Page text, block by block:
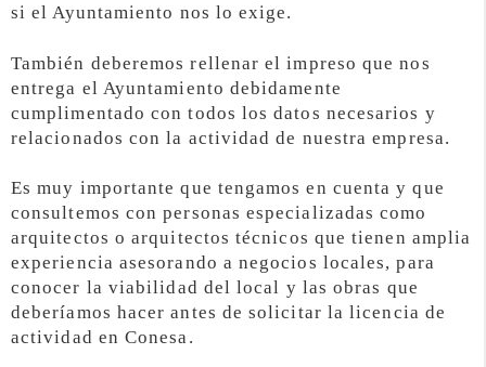
si el Ayuntamiento nos lo exige.
También deberemos rellenar el impreso que nos
entrega el Ayuntamiento debidamente
cumplimentado con todos los datos necesarios y
relacionados con la actividad de nuestra empresa.
Es muy importante que tengamos en cuenta y que
consultemos con personas especializadas como
arquitectos o arquitectos técnicos que tienen amplia
experiencia asesorando a negocios locales, para
conocer la viabilidad del local y las obras que
deberíamos hacer antes de solicitar la licencia de
actividad en Conesa.